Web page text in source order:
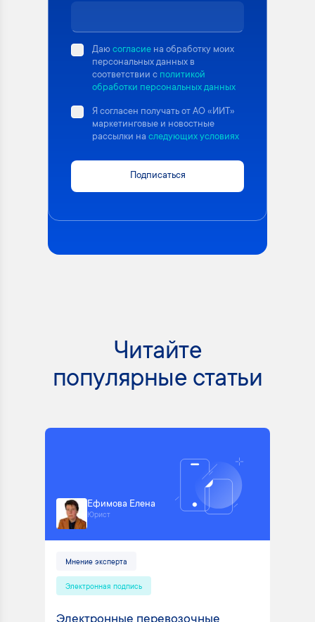
Даюсогласие на обработку моих
персональных данных в
соответствии с политикой
обработки персональных данных
Я согласен получать от АО «ИИТ»
маркетинговые и новостные
рассылки на следующих условиях
Подписаться
Читайте
популярные статьи
Ефимова Елена
Юрист
Мнение эксперта
Электронная подпись